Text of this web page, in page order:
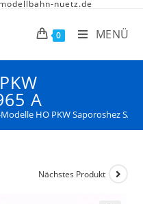
nuetz.de
0 MENÜ
A
HO PKW Saporoshez SAS
Nächstes Produkt